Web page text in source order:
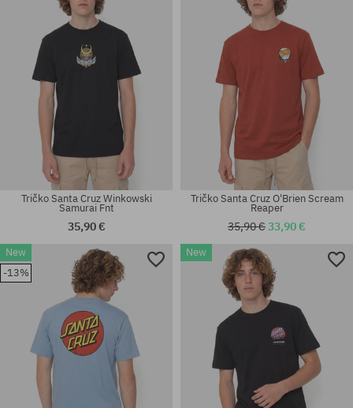
Dostupné veľkosti:
M; L; XL
Dostupné veľkosti:
Tričko Santa Cruz Winkowski
Samurai Fnt
35,90 €
Tričko Santa Cruz O'Brien Scream
Reaper
35,90 €33,90 €
New
-13%
New